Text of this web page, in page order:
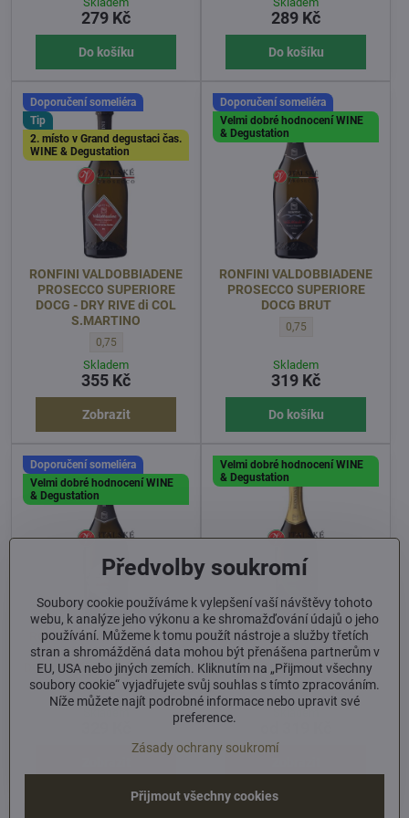
279 Kč
Do košíku
289 Kč
Do košíku
Doporučení someliéra
Tip
2. místo v Grand degustaci čas.
WINE & Degustation
RONFINI VALDOBBIADENE
PROSECCO SUPERIORE
DOCG - DRY RIVE di COL
S.MARTINO
RONFINI VALDOBBIADENE PROSECCO SUPERIORE DOCG -
0,75
Skladem
355 Kč
Zobrazit
Doporučení someliéra
Velmi dobré hodnocení WINE
& Degustation
RONFINI VALDOBBIADENE
PROSECCO SUPERIORE
DOCG BRUT
RONFINI
0,75
Skladem
319 Kč
Do košíku
Doporučení someliéra
Velmi dobré hodnocení WINE
& Degustation
RONFINI VALDOBBIADENE
PROSECCO SUPERIORE
DOCG EXTRA BRUT CUVÉE 5
RONFINI VALDOBBIADENE PROSECCO SUPERIORE DOCG
0,75
Velmi dobré hodnocení WINE
& Degustation
RONFINI VALDOBBIADENE
PROSECCO SUPERIORE
DOCG EXTRA DRY
RONFINI
0,75
Skladem
Předvolby soukromí
Soubory cookie používáme k vylepšení vaší návštěvy tohoto
webu, k analýze jeho výkonu a ke shromažďování údajů o jeho
používání. Můžeme k tomu použít nástroje a služby třetích
stran a shromážděná data mohou být přenášena partnerům v
EU, USA nebo jiných zemích. Kliknutím na „Přijmout všechny
soubory cookie“ vyjadřujete svůj souhlas s tímto zpracováním.
Níže můžete najít podrobné informace nebo upravit své
preference.
Zásady ochrany soukromí
Přijmout všechny cookies